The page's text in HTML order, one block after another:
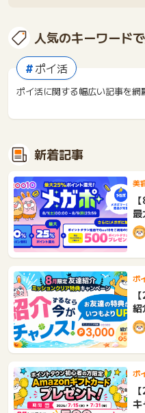
人気のキーワード
ポイ活
ポイ活に関する幅広い記事を網
新着記事
美
ポ
紹
ポ
キ